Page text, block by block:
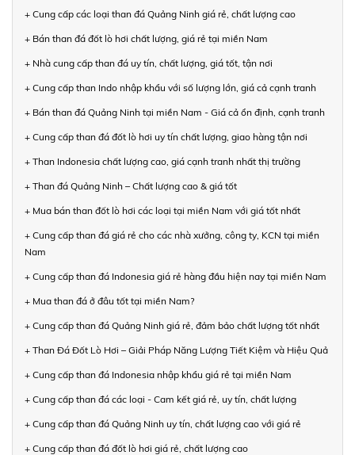
+ Cung cấp các loại than đá Quảng Ninh giá rẻ, chất lượng cao
+ Bán than đá đốt lò hơi chất lượng, giá rẻ tại miền Nam
+ Nhà cung cấp than đá uy tín, chất lượng, giá tốt, tận nơi
+ Cung cấp than Indo nhập khẩu với số lượng lớn, giá cả cạnh tranh
+ Bán than đá Quảng Ninh tại miền Nam - Giá cả ổn định, cạnh tranh
+ Cung cấp than đá đốt lò hơi uy tín chất lượng, giao hàng tận nơi
+ Than Indonesia chất lượng cao, giá cạnh tranh nhất thị trường
+ Than đá Quảng Ninh – Chất lượng cao & giá tốt
+ Mua bán than đốt lò hơi các loại tại miền Nam với giá tốt nhất
+ Cung cấp than đá giá rẻ cho các nhà xưởng, công ty, KCN tại miền
Nam
+ Cung cấp than đá Indonesia giá rẻ hàng đầu hiện nay tại miền Nam
+ Mua than đá ở đâu tốt tại miền Nam?
+ Cung cấp than đá Quảng Ninh giá rẻ, đảm bảo chất lượng tốt nhất
+ Than Đá Đốt Lò Hơi – Giải Pháp Năng Lượng Tiết Kiệm và Hiệu Quả
+ Cung cấp than đá Indonesia nhập khẩu giá rẻ tại miền Nam
+ Cung cấp than đá các loại - Cam kết giá rẻ, uy tín, chất lượng
+ Cung cấp than đá Quảng Ninh uy tín, chất lượng cao với giá rẻ
+ Cung cấp than đá đốt lò hơi giá rẻ, chất lượng cao